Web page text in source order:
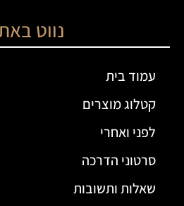
נווט
עמוד בית
קטלוג מוצרים
לפני ואחרי
סרטוני הדרכה
שאלות ותשובות